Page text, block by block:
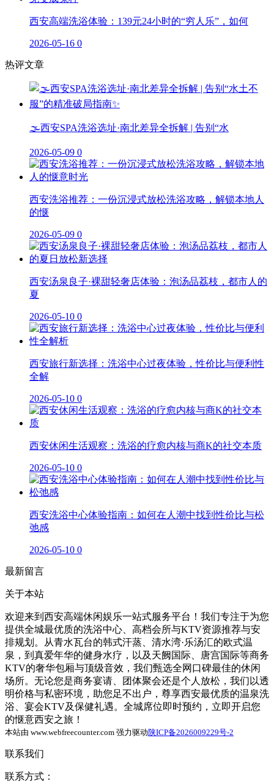
西安高端洗浴体验：139元24小时的“穷人乐”，如何
2026-05-16 0
热评文章
🌫️西安SPA洗浴选址·南北差异全拆解 | 告别“水
2026-05-09 0
西安洗浴推荐：一份沉浸式放松洗浴攻略，解锁本地人
的惬
2026-05-09 0
西安汤泉良子·裸甜轻奢店体验：泡汤品荔枝，都市人的
夏
2026-05-10 0
西安旅行新选择：洗浴中心过夜体验，性价比与便利性
全解
2026-05-10 0
西安休闲生活观察：洗浴的疗愈内核与商K的社交本质
2026-05-10 0
西安洗浴中心体验指南：如何在人潮中找到性价比与松
弛感
2026-05-10 0
最新留言
关于本站
欢迎来到西安高端休闲娱乐一站式服务平台！我们专注于为您
提供全城最优质的洗浴中心、高档会所与KTV资源推荐与安
排规划。从青水瓦台的韩式汗蒸、清水湾·乐汤汇的欧式温
泉，到真爱年华的健身水疗，以及天阙国际、唐宫国际等商务
KTV的奢华包厢与顶级音效，我们甄选全网口碑最佳的休闲
场所。无论您是商务宴请、团体聚会还是个人放松，我们以透
明价格与私密环境，助您足不出户，尊享西安最优质的温泉洗
浴、宴会KTV及保健礼遇。全城席位即时预约，立即开启您
的惬意西安之旅！
本站由 www.webfreecounter.com 强力驱动陕ICP备2026009229号-2
联系我们
联系方式：